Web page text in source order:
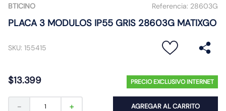
BTICINO Referencia: 28603G
PLACA 3 MODULOS IP55 GRIS 28603G MATIXGO
SKU: 155415
$13.399 PRECIO EXCLUSIVO INTERNET
＋
－ AGREGAR AL CARRITO
foco led
7.
luminaria vial led neo
proyector led
ampolleta